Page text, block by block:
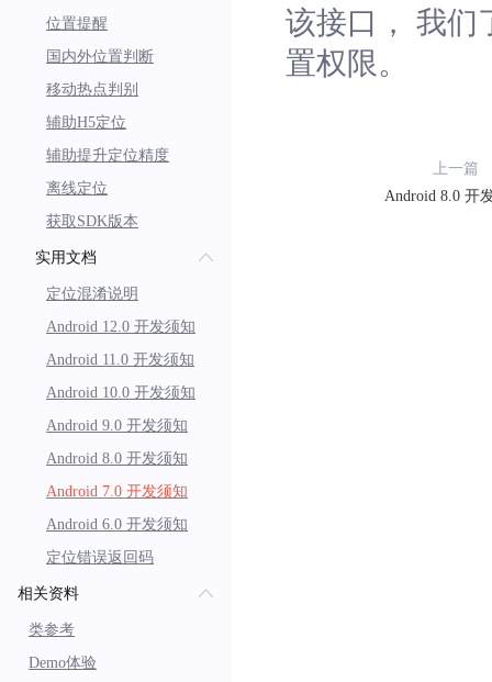
位置提醒
国内外位置判断
移动热点判别
辅助H5定位
辅助提升定位精度
离线定位
获取SDK版本
实用文档
定位混淆说明
Android 12.0 开发须知
Android 11.0 开发须知
Android 10.0 开发须知
Android 9.0 开发须知
Android 8.0 开发须知
Android 7.0 开发须知
Android 6.0 开发须知
定位错误返回码
相关资料
类参考
Demo体验
该接口， 我们
置权限。
上一篇
Android 8.0 开